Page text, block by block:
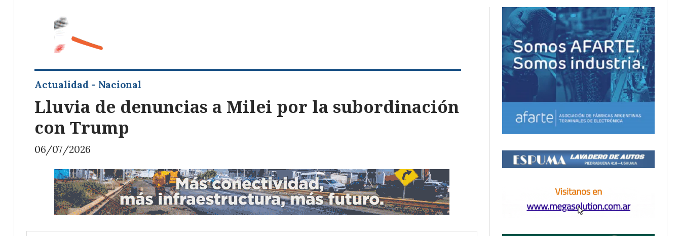
Lluvia de denuncias a Milei por la subordinación
con Trump
Actualidad - Nacional
06/07/2026